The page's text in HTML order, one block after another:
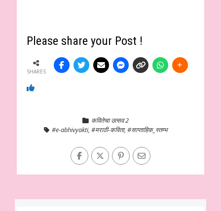
Please share your Post !
SHARES
कवितेचा उत्सव 2
#e-abhivyakti, #मराठी-कविता, #साप्ताहिक_स्तम्भ